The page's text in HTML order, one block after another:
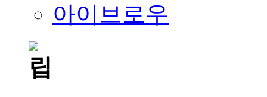
아이브로우